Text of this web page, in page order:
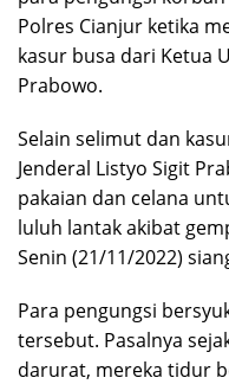
Polres Cianjur ketika
kasur busa dari Ketua
Prabowo.
Selain selimut dan
Jenderal Listyo Sigit
pakaian dan celana
luluh lantak akibat
Senin (21/11/2022)
Para pengungsi
tersebut. Pasalnya
darurat, mereka tidur